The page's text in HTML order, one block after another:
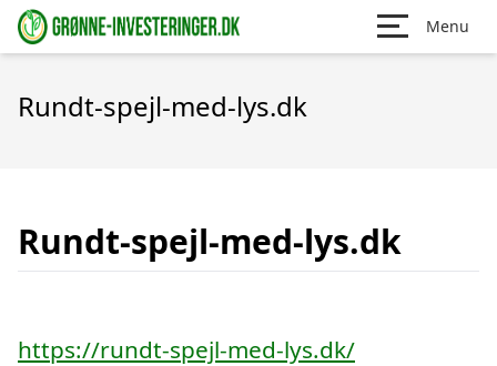
Menu
Rundt-spejl-med-lys.dk
Rundt-spejl-med-lys.dk
https://rundt-spejl-med-lys.dk/